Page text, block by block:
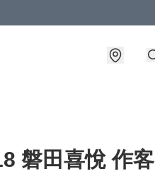
磐田喜悅 作客